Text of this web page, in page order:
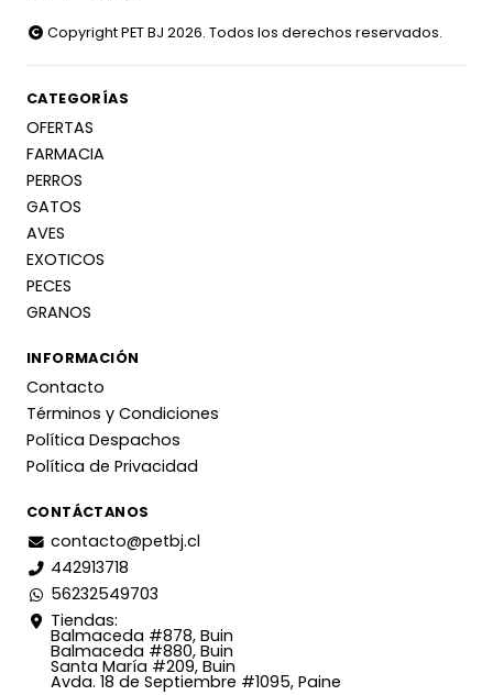
Copyright PET BJ 2026. Todos los derechos reservados.
CATEGORÍAS
OFERTAS
FARMACIA
PERROS
GATOS
AVES
EXOTICOS
PECES
GRANOS
INFORMACIÓN
Contacto
Términos y Condiciones
Política Despachos
Política de Privacidad
CONTÁCTANOS
contacto@petbj.cl
442913718
56232549703
Tiendas:
Balmaceda #878, Buin
Balmaceda #880, Buin
Santa María #209, Buin
Avda. 18 de Septiembre #1095, Paine